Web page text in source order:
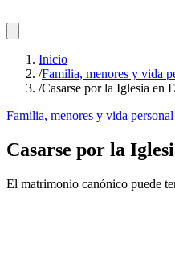
Inicio
/Familia, menores y vida
/Casarse por la Iglesia en
Familia, menores y vida personal
Casarse por la
El matrimonio canónico puede